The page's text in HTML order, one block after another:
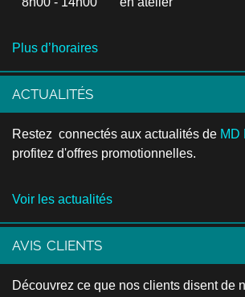
Plus d’horaires
ACTUALITÉS
Restez connectés aux actualités de MD
profitez d'offres promotionnelles.
Voir les actualités
AVIS CLIENTS
Découvrez ce que nos clients disent de